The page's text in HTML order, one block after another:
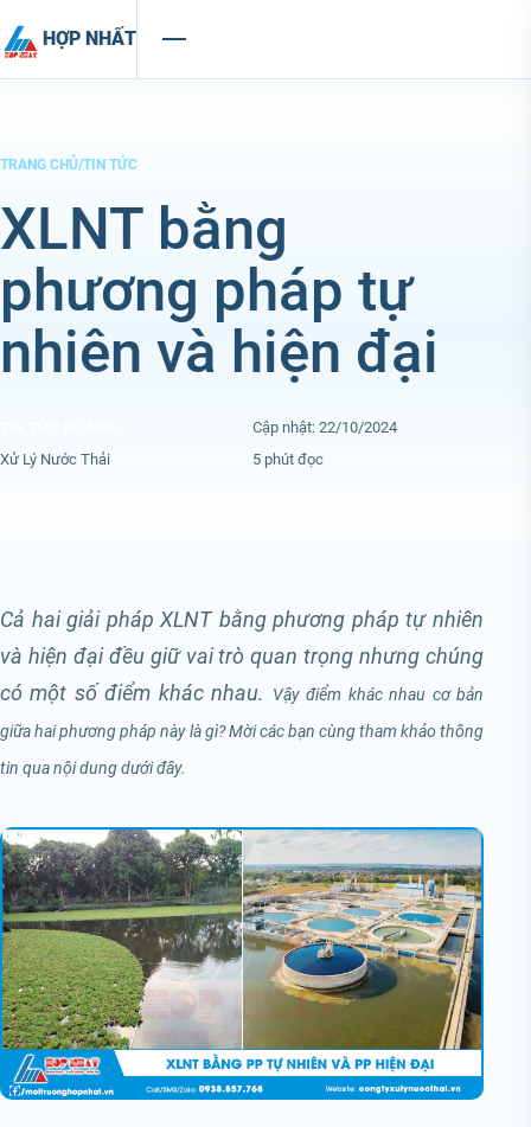
HỢP NHẤT
TRANG CHỦ/TIN TỨC
XLNT bằng
phương pháp tự
nhiên và hiện đại
Cập nhật: 22/10/2024
Xử Lý Nước Thải
5 phút đọc
Cả hai giải pháp XLNT bằng phương pháp tự nhiên
và hiện đại đều giữ vai trò quan trọng nhưng chúng
có một số điểm khác nhau. Vậy điểm khác nhau cơ bản
giữa hai phương pháp này là gì? Mời các bạn cùng tham khảo thông
tin qua nội dung dưới đây.